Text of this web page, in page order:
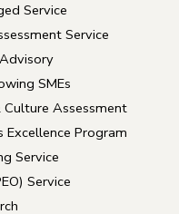
Service
Service
SMEs
Assessment
Excellence Program
Service
Service